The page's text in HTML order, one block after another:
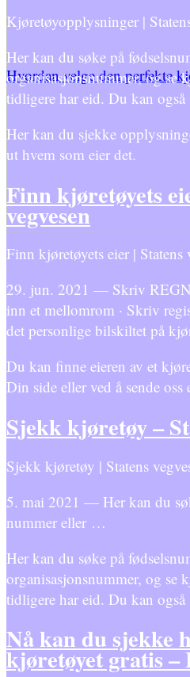
Hvordan velge den perfekte
Kjøretøyopplysninger |
Her kan du søke på
organisasjonsnummer, og se
tidligere har eid. Du kan
Her kan du sjekke
ut hvem som eier det.
Finn kjøretøyets
vegvesen
Finn kjøretøyets eier | Statens
29. jun. 2021 — Skriv
inn et mellomrom · Skriv
det personlige bilskiltet på
Du kan finne eieren av et
Din side eller ved å sende oss
Sjekk kjøretøy –
Sjekk kjøretøy | Statens
5. mai 2021 — Her kan du
nummer eller …
Her kan du søke på
organisasjonsnummer, og se
tidligere har eid. Du kan
Nå kan du sjekke
kjøretøyet gratis –